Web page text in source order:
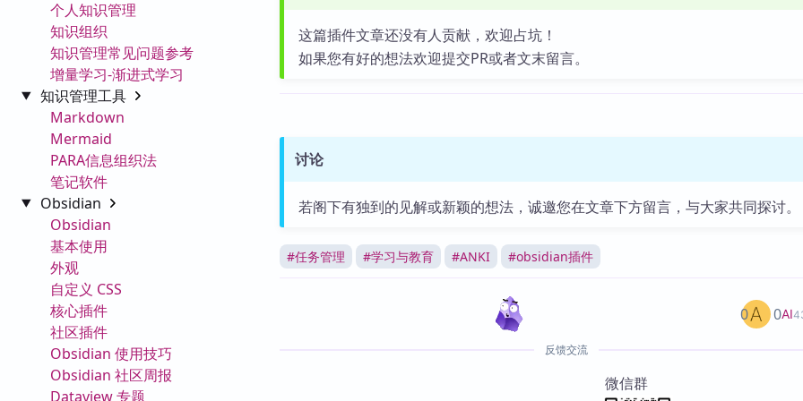
个人知识管理
知识组织
知识管理常见问题参考
增量学习-渐进式学习
知识管理工具
Markdown
Mermaid
PARA信息组织法
笔记软件
Obsidian
Obsidian
基本使用
外观
自定义 CSS
核心插件
社区插件
Obsidian 使用技巧
Obsidian 社区周报
Dataview 专题
这篇插件文章还没有人贡献，欢迎占坑！
如果您有好的想法欢迎提交PR或者文末留言。
讨论
若阁下有独到的见解或新颖的想法，诚邀您在文章下方留言，与大家共同探讨。
#任务管理 #学习与教育 #ANKI #obsidian插件
AI
0 0
反馈交流
微信群